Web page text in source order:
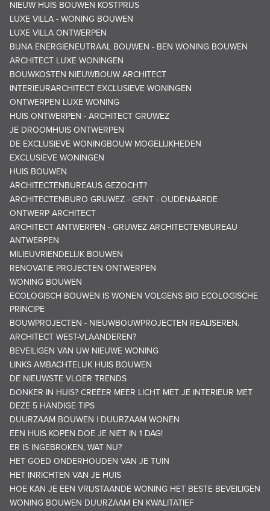
NIEUW HUIS BOUWEN KOSTPRIJS
LUXE VILLA - WONING BOUWEN
LUXE VILLA ONTWERPEN
BIJNA ENERGIENEUTRAAL BOUWEN - BEN WONING BOUWEN
ARCHITECT LUXE WONINGEN
BOUWKOSTEN NIEUWBOUW ARCHITECT
INTERIEURARCHITECT EXCLUSIEVE WONINGEN
ONTWERPEN LUXE WONING
HUIS ONTWERPEN - ARCHITECT GRUWEZ
JE DROOMHUIS ONTWERPEN
DE EXCLUSIEVE WONINGBOUW MOGELIJKHEDEN
EXCLUSIEVE WONINGEN
HUIS BOUWEN
ARCHITECTENBUREAUS GEZOCHT?
ARCHITECTENBURO GRUWEZ - GENT - OUDENAARDE
ONTWERP ARCHITECT
ARCHITECT ANTWERPEN - GRUWEZ ARCHITECTENBUREAU
ANTWERPEN
MILIEUVRIENDELIJK BOUWEN
RENOVATIE PROJECTEN ONTWERPEN
WONING BOUWEN
ECOLOGISCH BOUWEN IS WONEN VOLGENS BIO ECOLOGISCHE
PRINCIPE
BOUWPROJECTEN - NIEUWBOUWPROJECTEN REALISEREN.
ARCHITECT WEST-VLAANDEREN?
BEVEILIGEN VAN UW NIEUWE WONING
LINKS AMBACHTELIJK HUIS BOUWEN
DE NIEUWSTE VLOER TRENDS
DONKER IN HUIS? CREËER MEER LICHT MET JE INTERIEUR MET
DEZE 5 HANDIGE TIPS
DUURZAAM BOUWEN | DUURZAAM WONEN
EEN HUIS KOPEN DOE JE NIET IN 1 DAG!
ER IS INGEBROKEN, WAT NU?
HET GOED ONDERHOUDEN VAN JE TUIN
HET INRICHTEN VAN JE HUIS
HOE KAN JE EEN VRIJSTAANDE WONING HET BESTE BEVEILIGEN
WONING BOUWEN DUURZAAM EN KWALITATIEF